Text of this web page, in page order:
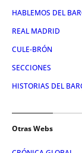
HABLEMOS DEL
REAL MADRID
CULE-BRÓN
SECCIONES
HISTORIAS DEL
Otras Webs